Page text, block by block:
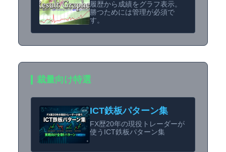
履歴から成績をグラフ表示。
勝つためには管理が必須で
す。
裁量向け特選
ICT鉄板パターン集
FX歴20年の現役トレーダーが
使うICT鉄板パターン集